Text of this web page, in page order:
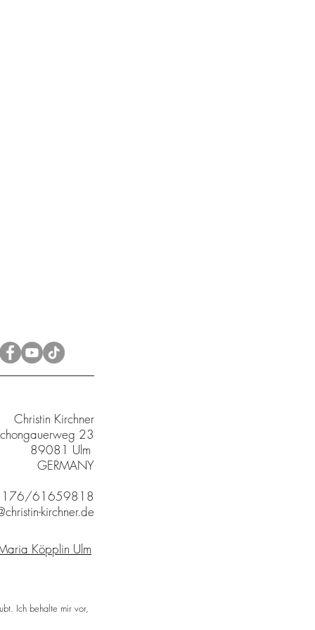
Christin Kirchner
23
89081 Ulm
GERMANY
176/61659818
kirchner.de
Köpplin Ulm
Ich behalte mir vor,